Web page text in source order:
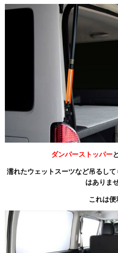
ダンパーストッパー
濡れたウェットスーツなど吊るし
はありま
これは便